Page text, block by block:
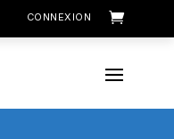
CONNEXION